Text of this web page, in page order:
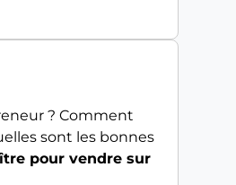
? Comment
sont les bonnes
pour vendre sur